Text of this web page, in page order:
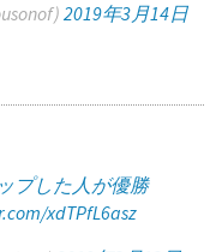
2019年3月14日
プした人が優勝
xdTPfL6asz